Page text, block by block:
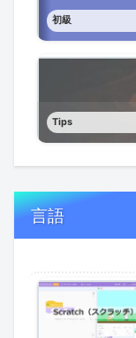
初級
Tips
言語